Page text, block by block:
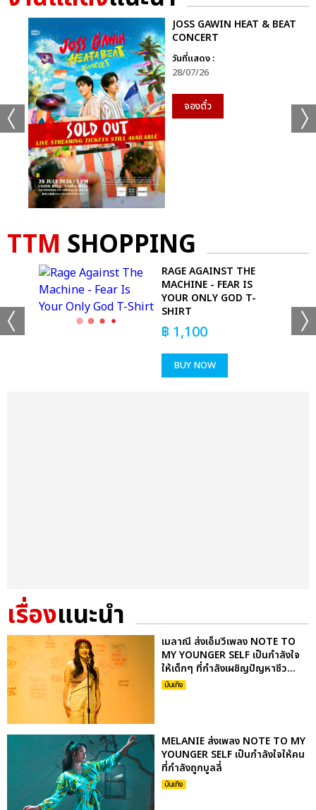
JOSS GAWIN HEAT & BEAT
CONCERT
วันที่แสดง :
28/07/26
จองตั๋ว
TTM SHOPPING
RAGE AGAINST THE
MACHINE - FEAR IS
YOUR ONLY GOD T-
SHIRT
฿ 1,100
BUY NOW
เรื่องแนะนำ
เมลาณี ส่งเอ็มวีเพลง NOTE TO
MY YOUNGER SELF เป็นกำลังใจ
ให้เด็กๆ ที่กำลังเผชิญปัญหาชีว...
บันเทิง
MELANIE ส่งเพลง NOTE TO MY
YOUNGER SELF เป็นกำลังใจให้คน
ที่กำลังถูกบูลลี่
บันเทิง